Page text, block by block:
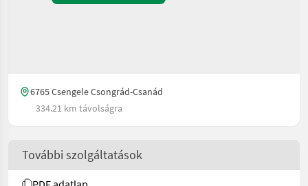
6765 Csengele Csongrád-Csanád
334.21 km távolságra
További szolgáltatások